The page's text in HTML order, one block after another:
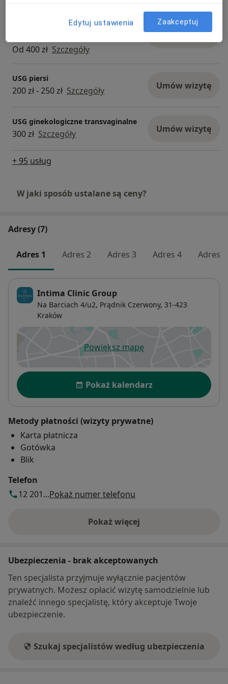
Usunięcie polipa szyjki macicy w
znieczuleniu miejscowym wraz z
Od 400 zł Szczegóły
Umów wizytę
USG piersi
200 zł - 250 zł Szczegóły Umów wizytę
USG ginekologiczne transvaginalne
300 zł Szczegóły Umów wizytę
+ 95 usług
W jaki sposób ustalane są ceny?
Adresy (7)
Adres 1 Adres 2 Adres 3 Adres 4 Adres 5
Intima Clinic Group
Na Barciach 4/u2, Prądnik Czerwony, 31-423
Kraków
Powiększ mapęotwiera się w nowej karcie
Dostępność
Pokaż kalendarz
Metody płatności (wizyty prywatne)
Karta płatnicza
Gotówka
Blik
Telefon
12 201...Pokaż numer telefonu
Pokaż więcej
o adresie
Ubezpieczenia - brak akceptowanych
Ten specjalista przyjmuje wyłącznie pacjentów
prywatnych. Możesz opłacić wizytę samodzielnie lub
znaleźć innego specjalistę, który akceptuje Twoje
ubezpieczenie.
Szukaj specjalistów według ubezpieczenia
Edytuj ustawienia Zaakceptuj